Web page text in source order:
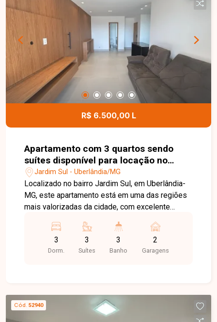
residencial moderno e funcional. Uma excelente
oportunidade para investir ou construir o imóvel
dos seus sonhos em uma das regiões que mais
se valorizam em Uberlândia. Entre em contato e
agende sua visita!
R$ 6.500,00 L
Apartamento com 3 quartos sendo
suítes disponível para locação no
bairro Jardim Sul em Uberlândia - MG
Jardim Sul - Uberlândia/MG
Localizado no bairro Jardim Sul, em Uberlândia-
MG, este apartamento está em uma das regiões
mais valorizadas da cidade, com excelente
proximidade com supermercados, escolas,
farmácias, restaurantes, academias e diversos
comércios e serviços, proporcionando
condicionado integrada à varanda mobiliada com
planejados e sofá, lavabo com armário e espelho,
3
Dorm.
3
Suítes
3
Banho
2
Garagens
Cód. 52940